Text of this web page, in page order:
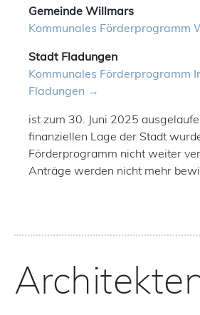
Gemeinde Willmars
Kommunales Förderprogramm
Stadt Fladungen
Kommunales Förderprogramm
Fladungen
ist zum 30. Juni 2025
finanziellen Lage der Stadt
Förderprogramm nicht weiter
Anträge werden nicht mehr